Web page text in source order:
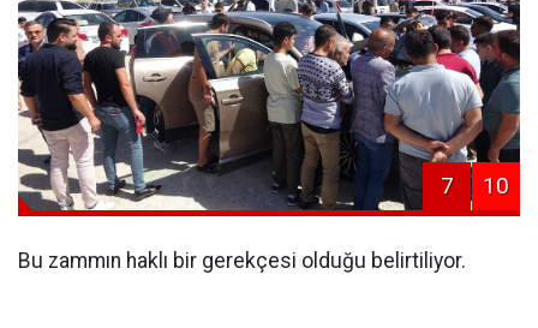
7 10
Bu zammın haklı bir gerekçesi olduğu belirtiliyor.